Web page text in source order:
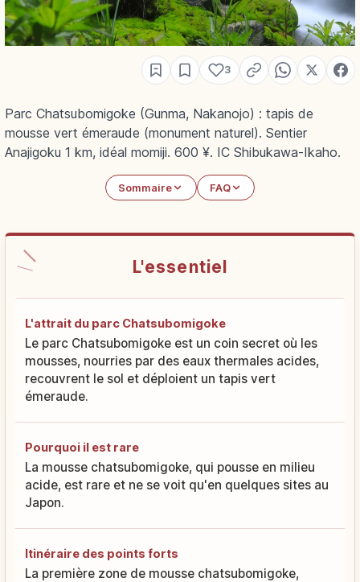
3
Parc Chatsubomigoke (Gunma, Nakanojo) : tapis de
mousse vert émeraude (monument naturel). Sentier
Anajigoku 1 km, idéal momiji. 600 ¥. IC Shibukawa-Ikaho.
Sommaire FAQ
L'essentiel
L'attrait du parc Chatsubomigoke
Le parc Chatsubomigoke est un coin secret où les
mousses, nourries par des eaux thermales acides,
recouvrent le sol et déploient un tapis vert
émeraude.
Pourquoi il est rare
La mousse chatsubomigoke, qui pousse en milieu
acide, est rare et ne se voit qu'en quelques sites au
Japon.
Itinéraire des points forts
La première zone de mousse chatsubomigoke,